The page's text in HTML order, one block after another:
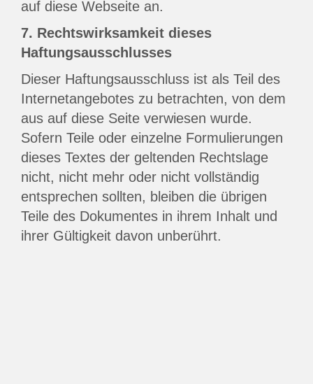
auf diese Webseite an.
7. Rechtswirksamkeit dieses
Haftungsausschlusses
Dieser Haftungsausschluss ist als Teil des
Internetangebotes zu betrachten, von dem
aus auf diese Seite verwiesen wurde.
Sofern Teile oder einzelne Formulierungen
dieses Textes der geltenden Rechtslage
nicht, nicht mehr oder nicht vollständig
entsprechen sollten, bleiben die übrigen
Teile des Dokumentes in ihrem Inhalt und
ihrer Gültigkeit davon unberührt.